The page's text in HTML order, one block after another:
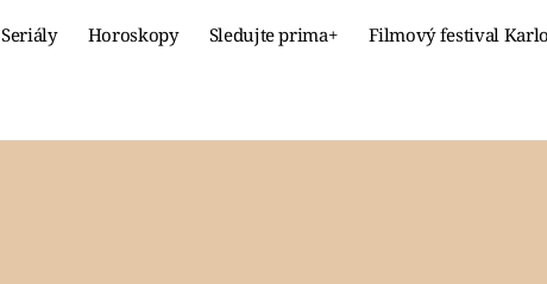
Seriály Horoskopy Sledujte prima+ Filmový festival